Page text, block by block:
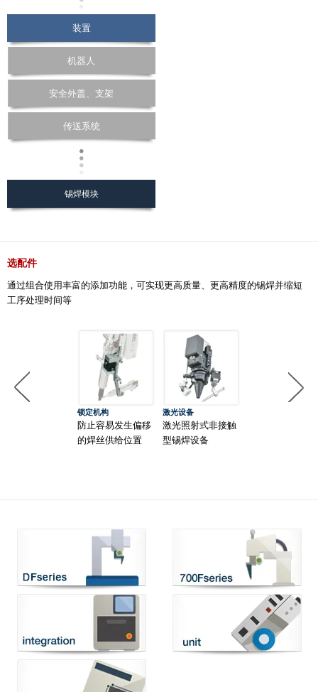
装置
机器人
安全外盖、支架
传送系统
锡焊模块
选配件
通过组合使用丰富的添加功能，可实现更高质量、更高精度的锡焊并缩短
工序处理时间等
锁定机构
防止容易发生偏移
的焊丝供给位置
激光设备
激光照射式非接触
型锡焊设备